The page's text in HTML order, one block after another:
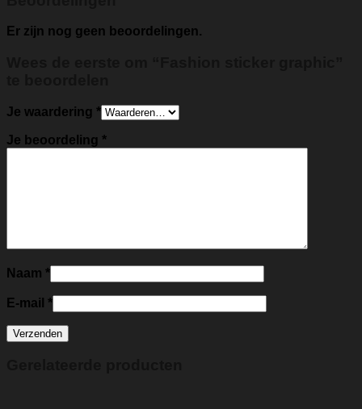
Er zijn nog geen beoordelingen.
Je waardering *
Je beoordeling *
Naam *
E-mail *